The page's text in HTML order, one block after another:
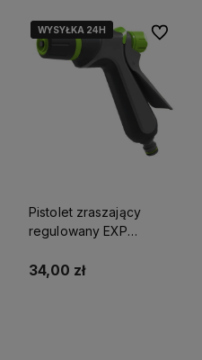
WYSYŁKA 24H
WYSYŁKA 24H
Pistolet zraszający
regulowany EXP
S101210230
34,00 zł
Do